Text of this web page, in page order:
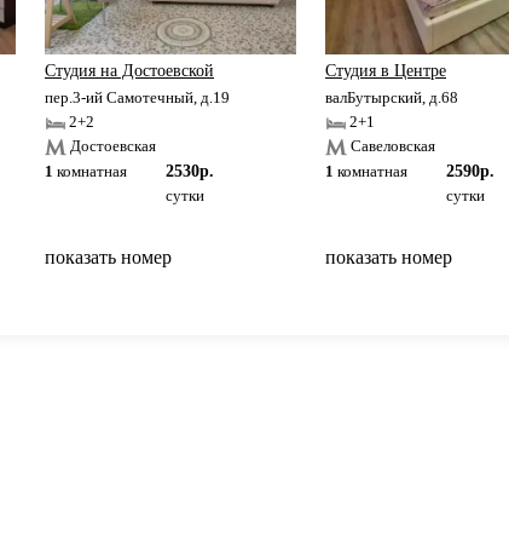
Студия на Достоевской
пер.3-ий Самотечный, д.19
2+2
Достоевская
1 комнатная
2530р.
сутки
показать номер
Студия в Центре
валБутырский, д.68
2+1
Савеловская
1 комнатная
2590р.
сутки
показать номер